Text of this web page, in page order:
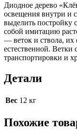
Диодное дерево
освещения внутри и
выделить постройку
собой имитацию
— веток и ствола,
естественной. Ветки
транспортировки и
Детали
Вес 12 кг
Похожие